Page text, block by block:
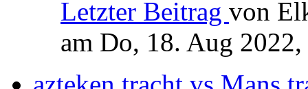
Letzter Beitrag von
am Do, 18. Aug